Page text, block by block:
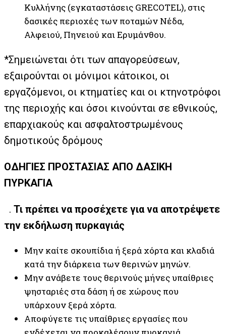
Κυλλήνης (εγκαταστάσεις GRECOTEL), στις
δασικές περιοχές των ποταμών Νέδα,
Αλφειού, Πηνειού και Ερυμάνθου.
*Σημειώνεται ότι των απαγορεύσεων,
εξαιρούνται οι μόνιμοι κάτοικοι, οι
εργαζόμενοι, οι κτηματίες και οι κτηνοτρόφοι
της περιοχής και όσοι κινούνται σε εθνικούς,
επαρχιακούς και ασφαλτοστρωμένους
δημοτικούς δρόμους
ΟΔΗΓΙΕΣ ΠΡΟΣΤΑΣΙΑΣ ΑΠΟ ΔΑΣΙΚΗ
ΠΥΡΚΑΓΙΑ
. Τι πρέπει να προσέχετε για να αποτρέψετε
την εκδήλωση πυρκαγιάς
Μην καίτε σκουπίδια ή ξερά χόρτα και κλαδιά
κατά την διάρκεια των θερινών μηνών.
Μην ανάβετε τους θερινούς μήνες υπαίθριες
ψησταριές στα δάση ή σε χώρους που
υπάρχουν ξερά χόρτα.
Αποφύγετε τις υπαίθριες εργασίες που